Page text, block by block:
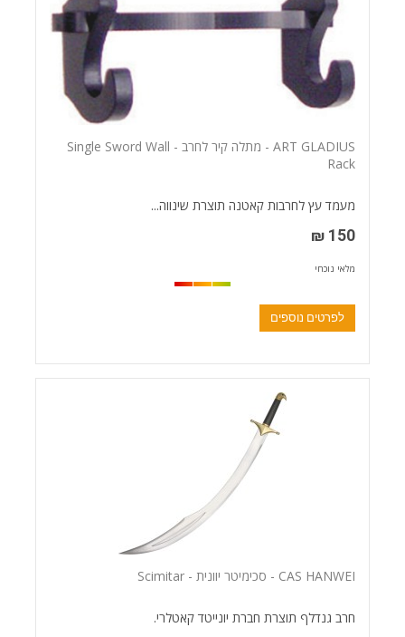
ART GLADIUS - מתלה קיר לחרב - Single Sword Wall
Rack
מעמד עץ לחרבות קאטנה תוצרת שינווה...
150 ₪
מלאי נוכחי
לפרטים נוספים
CAS HANWEI - סכימיטר יוונית - Scimitar
חרב גנדלף תוצרת חברת יונייטד קאטלרי.